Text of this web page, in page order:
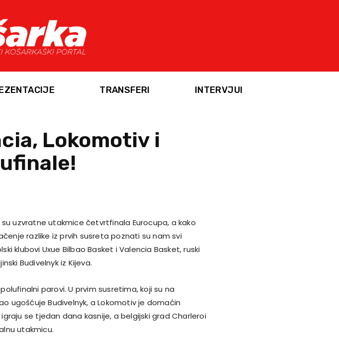
TRANSFERI INTERVJUI
Lokomotiv i
uzvratne utakmice četvrtfinala Eurocupa, a kako
razlike iz prvih susreta poznati su nam svi
klubovi Uxue Bilbao Basket i Valencia Basket, ruski
Budivelnyk iz Kijeva.
parovi. U prvim susretima, koji su na
ugošćuje Budivelnyk, a Lokomotiv je domaćin
se tjedan dana kasnije, a belgijski grad Charleroi
utakmicu.